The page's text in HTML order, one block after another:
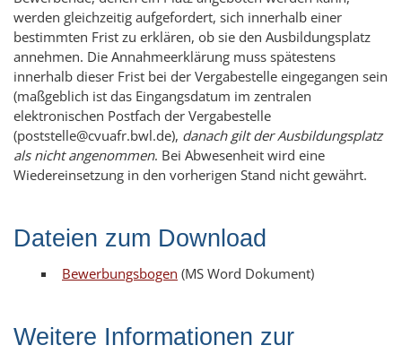
werden gleichzeitig aufgefordert, sich innerhalb einer
bestimmten Frist zu erklären, ob sie den Ausbildungsplatz
annehmen. Die Annahmeerklärung muss spätestens
innerhalb dieser Frist bei der Vergabestelle eingegangen sein
(maßgeblich ist das Eingangsdatum im zentralen
elektronischen Postfach der Vergabestelle
(poststelle@cvuafr.bwl.de), danach gilt der Ausbildungsplatz
als nicht angenommen. Bei Abwesenheit wird eine
Wiedereinsetzung in den vorherigen Stand nicht gewährt.
Dateien zum Download
Bewerbungsbogen (MS Word Dokument)
Weitere Informationen zur